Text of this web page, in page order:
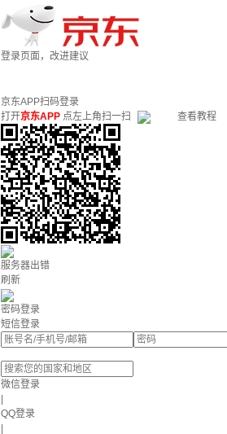
登录页面，改进建议
京东APP扫码登录
打开京东APP 点左上角扫一扫 查看教程
服务器出错
刷新
密码登录
短信登录
微信登录
QQ登录